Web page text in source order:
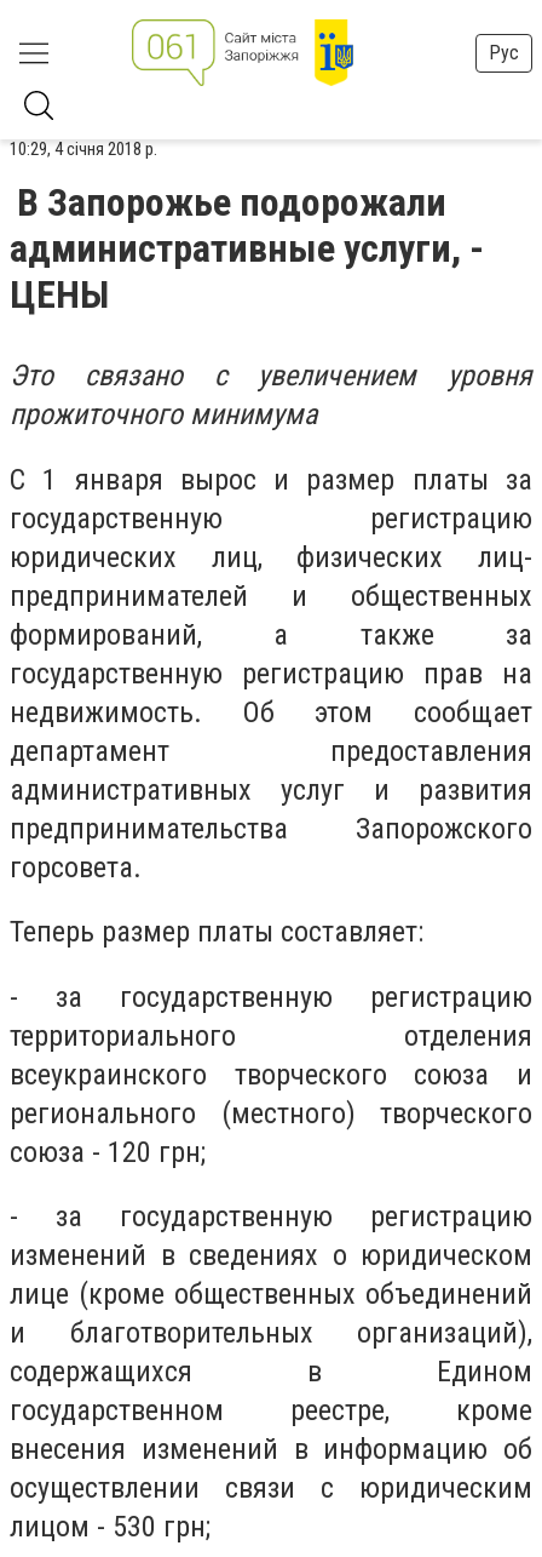
Рус
10:29, 4 січня 2018 р.
В Запорожье подорожали
административные услуги, -
ЦЕНЫ
Это связано с увеличением уровня
прожиточного минимума
С 1 января вырос и размер платы за
государственную регистрацию
юридических лиц, физических лиц-
предпринимателей и общественных
формирований, а также за
государственную регистрацию прав на
недвижимость. Об этом сообщает
департамент предоставления
административных услуг и развития
предпринимательства Запорожского
горсовета.
Теперь размер платы составляет:
- за государственную регистрацию
территориального отделения
всеукраинского творческого союза и
регионального (местного) творческого
союза - 120 грн;
- за государственную регистрацию
изменений в сведениях о юридическом
лице (кроме общественных объединений
и благотворительных организаций),
содержащихся в Едином
государственном реестре, кроме
внесения изменений в информацию об
осуществлении связи с юридическим
лицом - 530 грн;